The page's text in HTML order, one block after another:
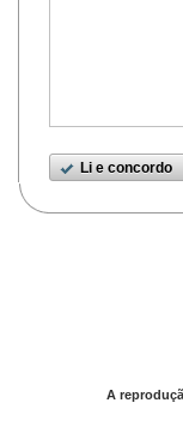
Li e concordo
A